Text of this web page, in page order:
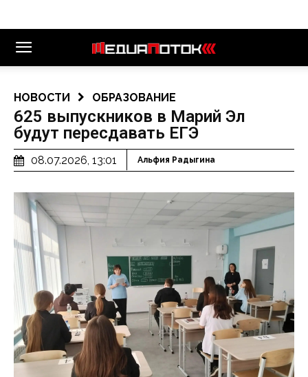
НОВОСТИ ОБРАЗОВАНИЕ
625 выпускников в Марий Эл
будут пересдавать ЕГЭ
08.07.2026, 13:01 Альфия Радыгина